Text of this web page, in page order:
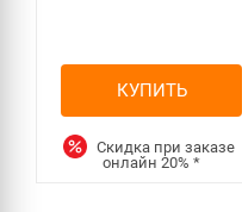
КУПИТЬ
Скидка при заказе
онлайн20%*